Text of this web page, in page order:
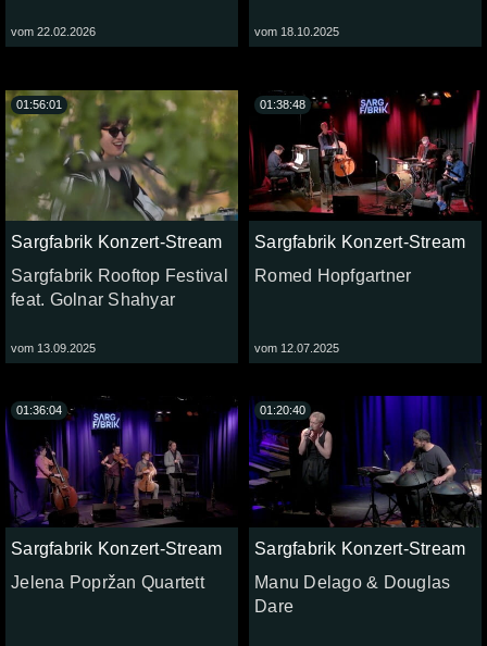
vom 22.02.2026 vom 18.10.2025
Sargfabrik Konzert-Stream
Sargfabrik Rooftop Festival
feat. Golnar Shahyar
vom 13.09.2025
01:56:01
Sargfabrik Konzert-Stream
Romed Hopfgartner
vom 12.07.2025
01:38:48
Sargfabrik Konzert-Stream
Jelena Popržan Quartett
01:36:04
Sargfabrik Konzert-Stream
Manu Delago & Douglas
Dare
01:20:40